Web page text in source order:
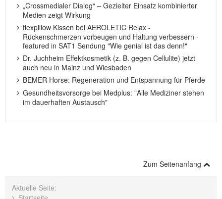
„Crossmedialer Dialog“ – Gezielter Einsatz kombinierter
Medien zeigt Wirkung
flexpillow Kissen bei AEROLETIC Relax -
Rückenschmerzen vorbeugen und Haltung verbessern -
featured in SAT1 Sendung "Wie genial ist das denn!"
Dr. Juchheim Effektkosmetik (z. B. gegen Cellulite) jetzt
auch neu in Mainz und Wiesbaden
BEMER Horse: Regeneration und Entspannung für Pferde
Gesundheitsvorsorge bei Medplus: "Alle Mediziner stehen
im dauerhaften Austausch"
Zum Seitenanfang
Aktuelle Seite: